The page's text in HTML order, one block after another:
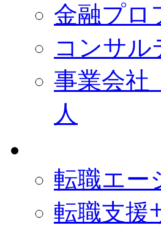
金融プロ
コンサル
事業会社
人
転職エー
転職支援